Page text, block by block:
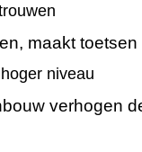
maakt
niveau
verhogen